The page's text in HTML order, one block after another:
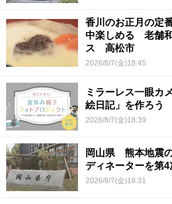
香川のお正月の定
中楽しめる 老舗
ス 高松市
2026/8/7(金)18:45
ミラーレス一眼カ
絵日記」を作ろう
2026/8/7(金)18:39
岡山県 熊本地震
ディネーターを第4
2026/8/7(金)18:31